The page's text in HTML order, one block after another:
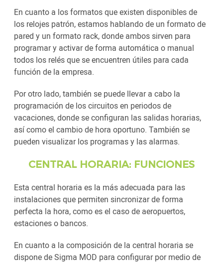
En cuanto a los formatos que existen disponibles de
los relojes patrón, estamos hablando de un formato de
pared y un formato rack, donde ambos sirven para
programar y activar de forma automática o manual
todos los relés que se encuentren útiles para cada
función de la empresa.
Por otro lado, también se puede llevar a cabo la
programación de los circuitos en periodos de
vacaciones, donde se configuran las salidas horarias,
así como el cambio de hora oportuno. También se
pueden visualizar los programas y las alarmas.
CENTRAL HORARIA: FUNCIONES
Esta central horaria es la más adecuada para las
instalaciones que permiten sincronizar de forma
perfecta la hora, como es el caso de aeropuertos,
estaciones o bancos.
En cuanto a la composición de la central horaria se
dispone de Sigma MOD para configurar por medio de